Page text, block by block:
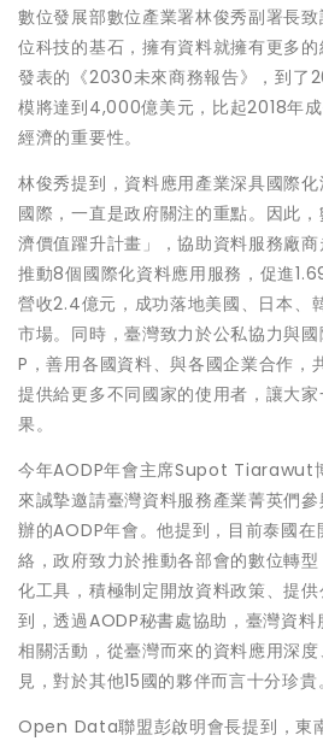
數位發展部數位產業署林俊秀副署長
位科技的基石，擁有資料就擁有更多
發表的《2030未來商務報告》，到了
模將達到4,000億美元，比起2018年
經濟的重要性。
林俊秀提到，資料應用產業深具國際
國際，一直是政府關注的重點。因此
濟價值躍升計畫」，協助資料服務廠
推動8個國際化資料應用服務，促進
營收2.4億元，成功落地美國、日本、
市場。同時，臺灣致力於公私協力與
P，善用各國資料、與各國企業合作，
提供給更多不同國家的使用者，讓大
果。
今年AODP年會主席Supot Tiarawut
來誠摯邀請臺灣資料服務產業菁英們
辦的AODP年會。他提到，目前泰國
絡，政府致力於推動各部會的數位轉
化工具，積極制定開放資料政策、提
到，透過AODP秘書處協助，臺灣資
相關活動，從臺灣而來的資料應用深
見，對於其他15國的夥伴而言十分珍貴。
Open Data聯盟彭啟明會長提到，東